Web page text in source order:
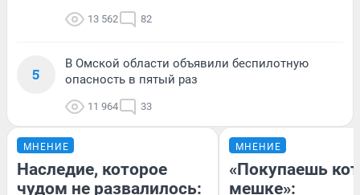
13 562 82
5
В Омской области объявили беспилотную
опасность в пятый раз
11 964 33
МНЕНИЕ
Наследие, которое
чудом не развалилось:
МНЕНИЕ
«Покупаешь
мешке»: